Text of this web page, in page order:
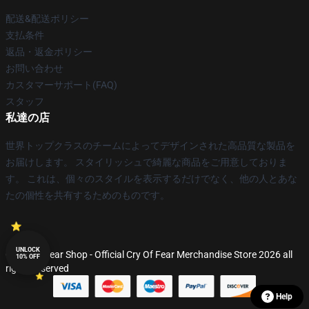
配送&配送ポリシー
支払条件
返品・返金ポリシー
お問い合わせ
カスタマーサポート(FAQ)
スタッフ
私達の店
世界トップクラスのチームによってデザインされた高品質な製品を
お届けします。 スタイリッシュで綺麗な商品をご用意しておりま
す。 これは、個々のスタイルを表示するだけでなく、他の人とあな
たの個性を共有するためのものです。
© Cry Of Fear Shop - Official Cry Of Fear Merchandise Store 2026 all
rights reserved
Help
UNLOCK
10% OFF